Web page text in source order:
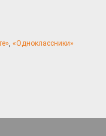
, «Одноклассники»